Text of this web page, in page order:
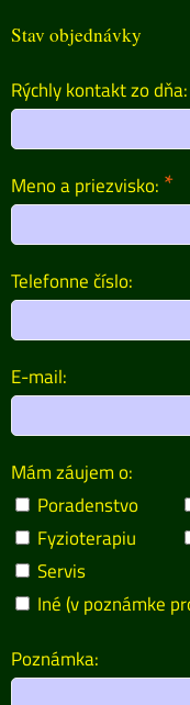
Stav objednávky
Rýchly kontakt zo dňa:
Meno a priezvisko: *
Telefonne číslo:
E-mail:
Mám záujem o:
Poradenstvo
Fyzioterapiu
Servis
Iné (v poznámke
Poznámka: